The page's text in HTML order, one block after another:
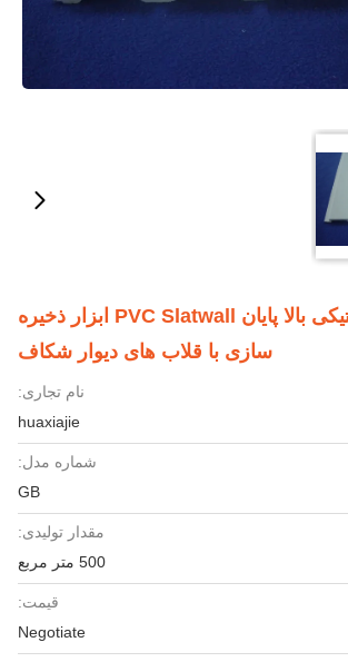
پانل های پلاستیکی بالا پایان PVC Slatwall ابزار ذخیره
سازی با قلاب های دیوار شکاف
نام تجاری:
huaxiajie
شماره مدل:
GB
مقدار تولیدی:
500 متر مربع
قیمت:
Negotiate